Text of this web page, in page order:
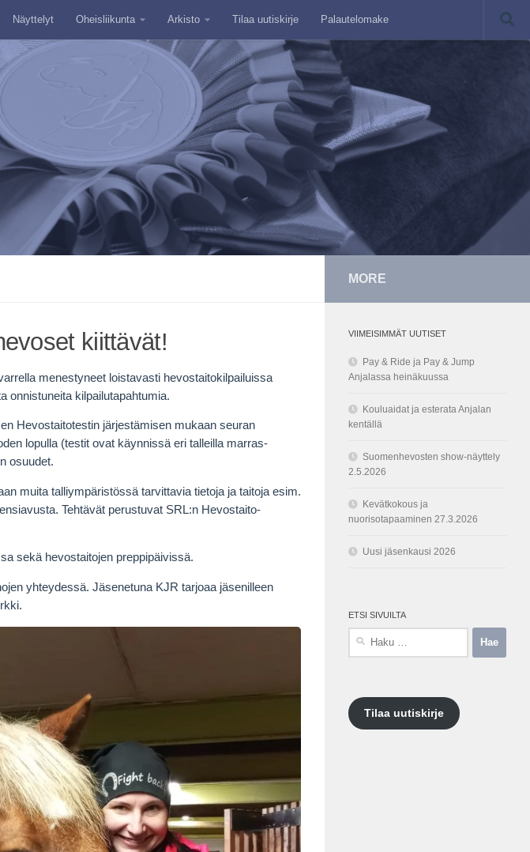
Näyttelyt Oheisliikunta Arkisto Tilaa uutiskirje Palautelomake
kiittävät!
menestyneet loistavasti hevostaitokilpailuissa
onnistuneita kilpailutapahtumia.
Hevostaitotestin järjestämisen mukaan seuran
lopulla (testit ovat käynnissä eri talleilla marras-
osuudet.
muita talliympäristössä tarvittavia tietoja ja taitoja esim.
Tehtävät perustuvat SRL:n Hevostaito-
sekä hevostaitojen preppipäivissä.
yhteydessä. Jäsenetuna KJR tarjoaa jäsenilleen
MORE
VIIMEISIMMÄT UUTISET
Pay & Ride ja Pay & Jump
Anjalassa heinäkuussa
Kouluaidat ja esterata Anjalan
kentällä
Suomenhevosten show-näyttely
2.5.2026
Kevätkokous ja
nuorisotapaaminen 27.3.2026
Uusi jäsenkausi 2026
ETSI SIVUILTA
Tilaa uutiskirje